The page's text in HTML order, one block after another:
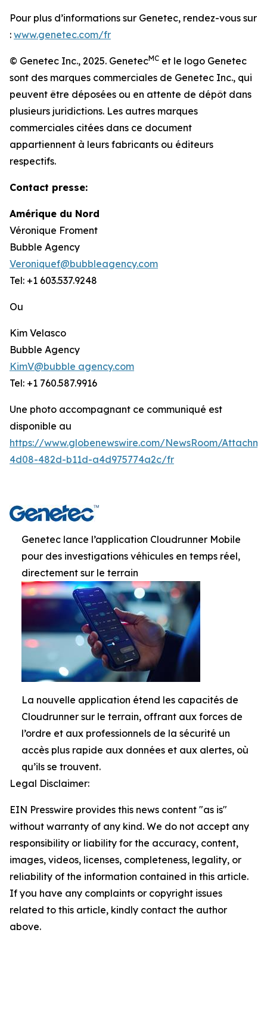
Pour plus d’informations sur Genetec, rendez-vous sur
: www.genetec.com/fr
© Genetec Inc., 2025. GenetecMC et le logo Genetec
sont des marques commerciales de Genetec Inc., qui
peuvent être déposées ou en attente de dépôt dans
plusieurs juridictions. Les autres marques
commerciales citées dans ce document
appartiennent à leurs fabricants ou éditeurs
respectifs.
Contact presse:
Amérique du Nord
Véronique Froment
Bubble Agency
Veroniquef@bubbleagency.com
Tel: +1 603.537.9248
Ou
Kim Velasco
Bubble Agency
KimV@bubble agency.com
Tel: +1 760.587.9916
Une photo accompagnant ce communiqué est
disponible au
https://www.globenewswire.com/NewsRoom/
4d08-482d-b11d-a4d975774a2c/fr
Genetec lance l’application Cloudrunner Mobile
pour des investigations véhicules en temps réel,
directement sur le terrain
La nouvelle application étend les capacités de
Cloudrunner sur le terrain, offrant aux forces de
l’ordre et aux professionnels de la sécurité un
accès plus rapide aux données et aux alertes, où
qu’ils se trouvent.
Legal Disclaimer:
EIN Presswire provides this news content "as is"
without warranty of any kind. We do not accept any
responsibility or liability for the accuracy, content,
images, videos, licenses, completeness, legality, or
reliability of the information contained in this article.
If you have any complaints or copyright issues
related to this article, kindly contact the author
above.